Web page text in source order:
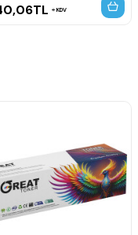
TL KDV